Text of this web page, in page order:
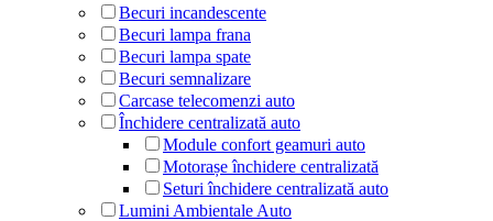
Becuri incandescente
Becuri lampa frana
Becuri lampa spate
Becuri semnalizare
Carcase telecomenzi auto
Închidere centralizată auto
Module confort geamuri auto
Motorașe închidere centralizată
Seturi închidere centralizată auto
Lumini Ambientale Auto